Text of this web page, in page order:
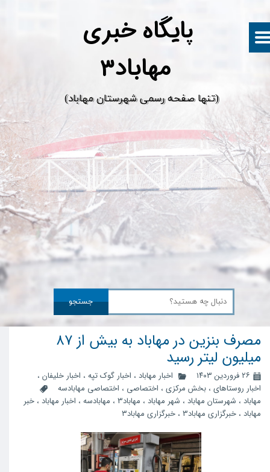
پایگاه خبری
​(تنها صفحه رسمی شهرستان مهاباد)
جستجو
مصرف بنزین در مهاباد به بیش از ۸۷
میلیون لیتر رسید
۲۶ فروردین ۱۴۰۳ اخبار مهاباد ، اخبار گوک تپه ، اخبار خلیفان ،
اخبار روستاهای ، بخش مرکزی ، اختصاصی ، اختصاصی مهابادسه
مهاباد ، شهرستان مهاباد ، شهر مهاباد ، مهاباد3 ، مهابادسه ، اخبار مهاباد ، خبر
مهاباد ، خبرگزاری مهاباد3 ، خبرگزاری مهاباد۳